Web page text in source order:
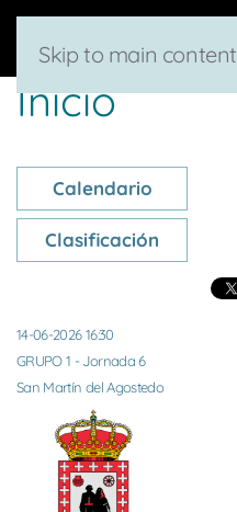
Skip to main content
Inicio
Calendario
Clasificación
14-06-2026 16:30
GRUPO 1 - Jornada 6
San Martín del Agostedo